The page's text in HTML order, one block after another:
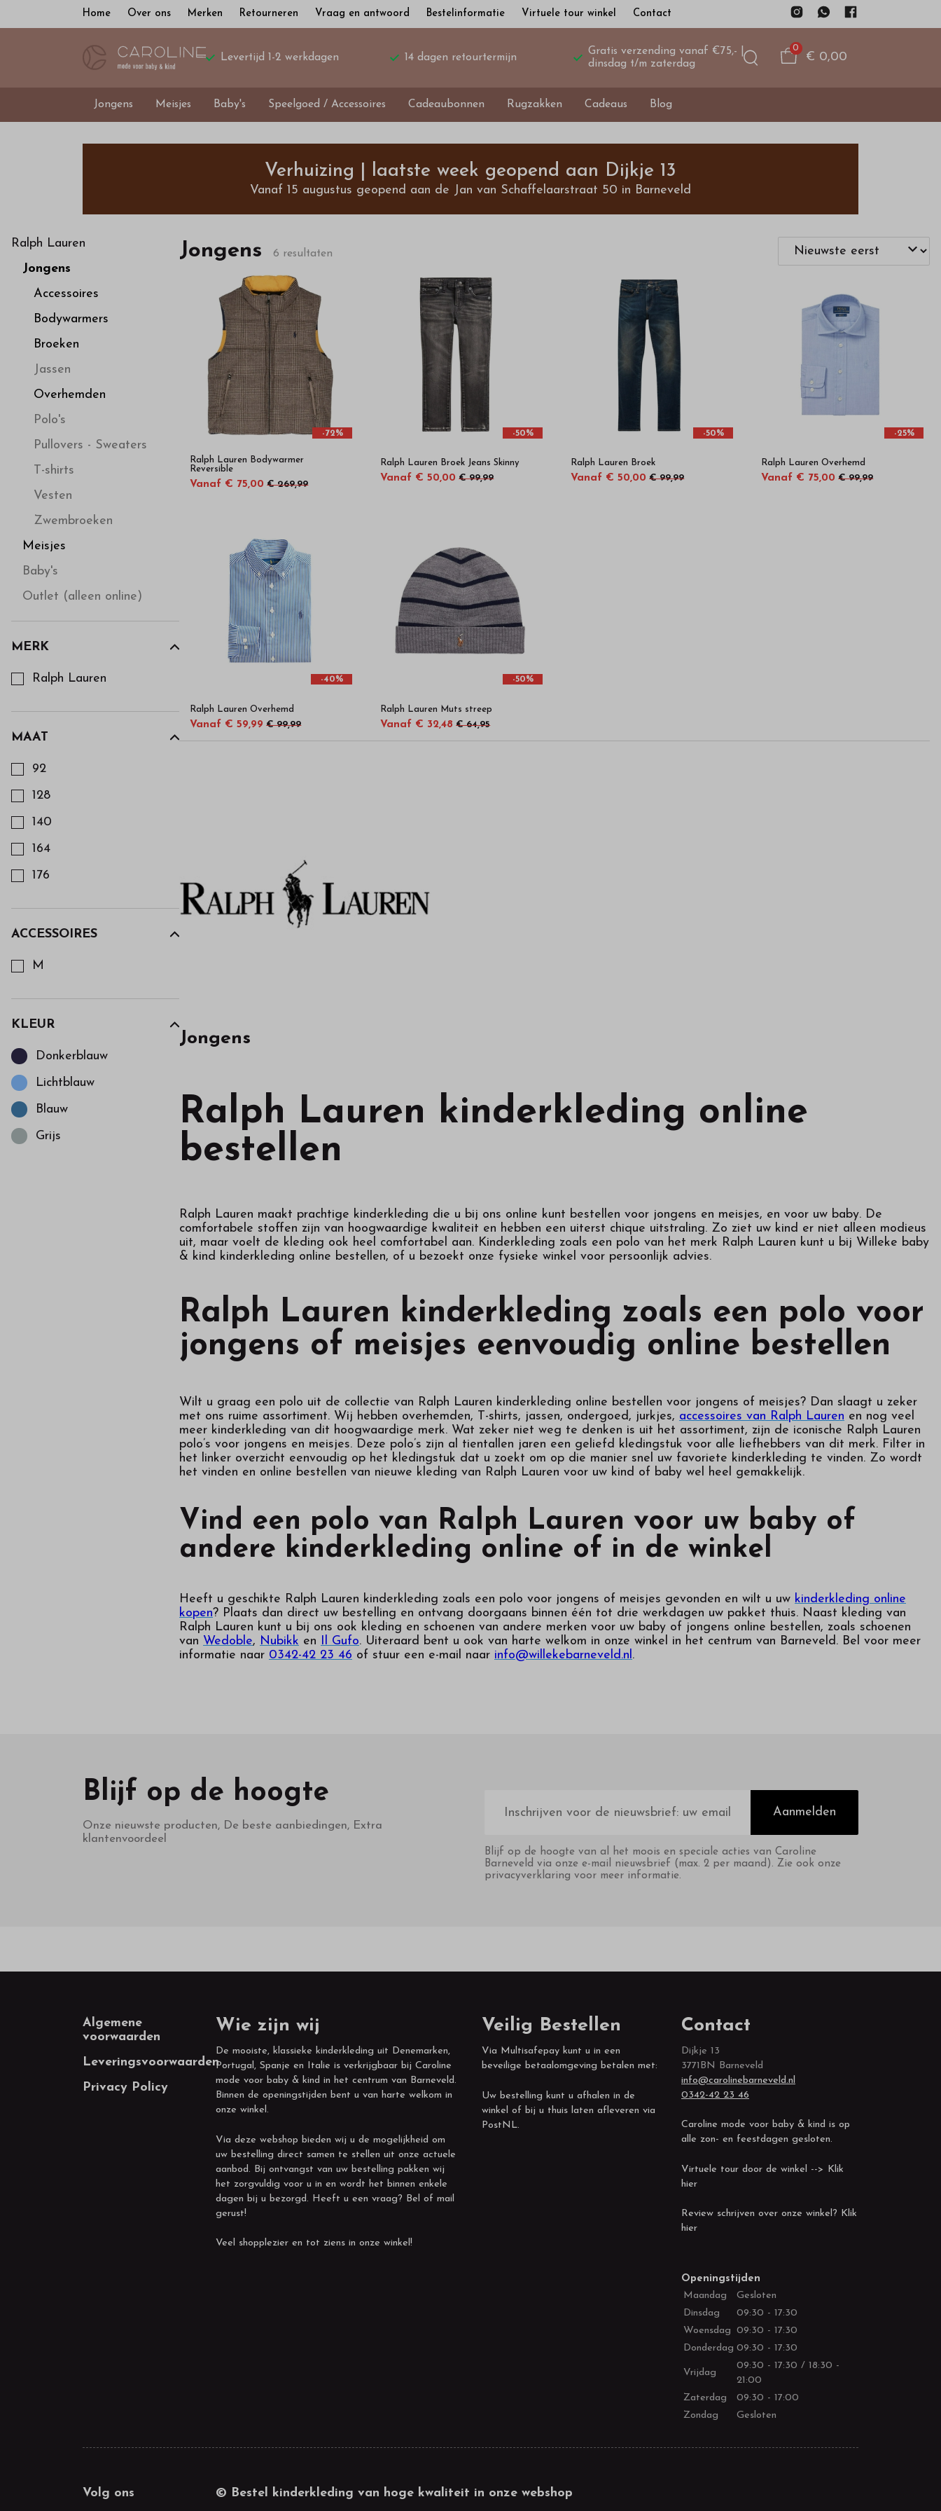
Home Over ons Merken Retourneren Vraag en antwoord Bestelinformatie Virtuele tour winkel Contact
Levertijd 1-2 werkdagen 14 dagen retourtermijn
Gratis verzending vanaf €75,- |
dinsdag t/m zaterdag
0
€ 0,00
Jongens Meisjes Baby's Speelgoed / Accessoires Cadeaubonnen Rugzakken Cadeaus Blog
Shop
exclusieve
jongenskleding
van
de
beste
merken
Bestel
kinderkleding
van
hoge
kwaliteit
in
onze
webshop
Verhuizing | laatste week geopend aan Dijkje 13
Vanaf 15 augustus geopend aan de Jan van Schaffelaarstraat 50 in Barneveld
Ralph Lauren
Jongens
Accessoires
Bodywarmers
Broeken
Jassen
Overhemden
Polo's
Pullovers - Sweaters
T-shirts
Vesten
Zwembroeken
Meisjes
Baby's
Outlet (alleen online)
MERK
Ralph Lauren
MAAT
92
128
140
164
176
ACCESSOIRES
M
KLEUR
Kies een Kleur om op te filteren
Donkerblauw
Lichtblauw
Blauw
Grijs
Jongens 6 resultaten
-72%
Ralph Lauren Bodywarmer
Reversible
Vanaf € 75,00 € 269,99
-50%
Ralph Lauren Broek Jeans Skinny
Vanaf € 50,00 € 99,99
-50%
Ralph Lauren Broek
Vanaf € 50,00 € 99,99
-25%
Ralph Lauren Overhemd
Vanaf € 75,00 € 99,99
-40%
Ralph Lauren Overhemd
Vanaf € 59,99 € 99,99
-50%
Ralph Lauren Muts streep
Vanaf € 32,48 € 64,95
Jongens
Ralph Lauren kinderkleding online
bestellen
Ralph Lauren maakt prachtige kinderkleding die u bij ons online kunt bestellen voor jongens en meisjes, en voor uw baby. De
comfortabele stoffen zijn van hoogwaardige kwaliteit en hebben een uiterst chique uitstraling. Zo ziet uw kind er niet alleen modieus
uit, maar voelt de kleding ook heel comfortabel aan. Kinderkleding zoals een polo van het merk Ralph Lauren kunt u bij Willeke baby
& kind kinderkleding online bestellen, of u bezoekt onze fysieke winkel voor persoonlijk advies.
Ralph Lauren kinderkleding zoals een polo voor
jongens of meisjes eenvoudig online bestellen
Wilt u graag een polo uit de collectie van Ralph Lauren kinderkleding online bestellen voor jongens of meisjes? Dan slaagt u zeker
met ons ruime assortiment. Wij hebben overhemden, T-shirts, jassen, ondergoed, jurkjes, accessoires van Ralph Lauren en nog veel
meer kinderkleding van dit hoogwaardige merk. Wat zeker niet weg te denken is uit het assortiment, zijn de iconische Ralph Lauren
polo’s voor jongens en meisjes. Deze polo’s zijn al tientallen jaren een geliefd kledingstuk voor alle liefhebbers van dit merk. Filter in
het linker overzicht eenvoudig op het kledingstuk dat u zoekt om op die manier snel uw favoriete kinderkleding te vinden. Zo wordt
het vinden en online bestellen van nieuwe kleding van Ralph Lauren voor uw kind of baby wel heel gemakkelijk.
Vind een polo van Ralph Lauren voor uw baby of
andere kinderkleding online of in de winkel
Heeft u geschikte Ralph Lauren kinderkleding zoals een polo voor jongens of meisjes gevonden en wilt u uw kinderkleding online
kopen? Plaats dan direct uw bestelling en ontvang doorgaans binnen één tot drie werkdagen uw pakket thuis. Naast kleding van
Ralph Lauren kunt u bij ons ook kleding en schoenen van andere merken voor uw baby of jongens online bestellen, zoals schoenen
van Wedoble, Nubikk en Il Gufo. Uiteraard bent u ook van harte welkom in onze winkel in het centrum van Barneveld. Bel voor meer
informatie naar 0342-42 23 46 of stuur een e-mail naar info@willekebarneveld.nl .
Blijf op de hoogte
Onze nieuwste producten, De beste aanbiedingen, Extra
klantenvoordeel
mailadres
Aanmelden
Blijf op de hoogte van al het moois en speciale acties van Caroline
Barneveld via onze e-mail nieuwsbrief (max. 2 per maand). Zie ook onze
privacyverklaring voor meer informatie.
Footer
Algemene
voorwaarden
Leveringsvoorwaarden
Privacy Policy
Wie zijn wij
De mooiste, klassieke kinderkleding uit Denemarken,
Portugal, Spanje en Italie is verkrijgbaar bij Caroline
mode voor baby & kind in het centrum van Barneveld.
Binnen de openingstijden bent u van harte welkom in
onze winkel.
Via deze webshop bieden wij u de mogelijkheid om
uw bestelling direct samen te stellen uit onze actuele
aanbod. Bij ontvangst van uw bestelling pakken wij
het zorgvuldig voor u in en wordt het binnen enkele
dagen bij u bezorgd. Heeft u een vraag? Bel of mail
gerust!
Veel shopplezier en tot ziens in onze winkel!
Veilig Bestellen
Via Multisafepay kunt u in een
beveilige betaalomgeving betalen met:
Uw bestelling kunt u afhalen in de
winkel of bij u thuis laten afleveren via
PostNL.
Contact
Dijkje 13
3771BN Barneveld
info@carolinebarneveld.nl
0342-42 23 46
Caroline mode voor baby & kind is op
alle zon- en feestdagen gesloten.
Virtuele tour door de winkel --> Klik
hier
Review schrijven over onze winkel? Klik
hier
Openingstijden
Maandag
Gesloten
Dinsdag
09:30 - 17:30
Woensdag 09:30 - 17:30
Donderdag 09:30 - 17:30
Vrijdag
09:30 - 17:30 / 18:30 -
21:00
Zaterdag
09:30 - 17:00
Zondag
Gesloten
Volg ons © Bestel kinderkleding van hoge kwaliteit in onze webshop